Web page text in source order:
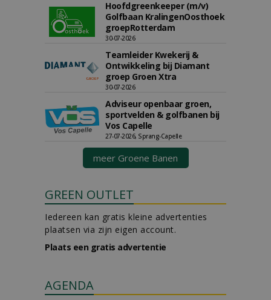
Hoofdgreenkeeper (m/v)
Golfbaan KralingenOosthoek
groepRotterdam
30-07-2026
Teamleider Kwekerij &
Ontwikkeling bij Diamant
groep Groen Xtra
30-07-2026
Adviseur openbaar groen,
sportvelden & golfbanen bij
Vos Capelle
27-07-2026, Sprang-Capelle
meer Groene Banen
GREEN OUTLET
Iedereen kan gratis kleine advertenties
plaatsen via zijn eigen account.
Plaats een gratis advertentie
AGENDA